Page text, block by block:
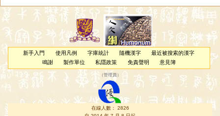
新手入門 使用凡例 字庫統計 隨機漢字
最近被搜索的漢字
鳴謝
製作單位 私隱政策 免責聲明 意見簿
（管理員 ）
在線人數： 2826